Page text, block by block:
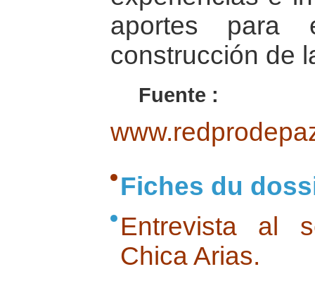
aportes para
construcción de
Fuente :
Fiches du
Entrevista al
Chica Arias.